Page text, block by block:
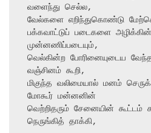
வளைந்து செல்ல,
வேல்களை எறிந்துகொண்டு
பக்கவாட்டுப் படைகளை
முன்னணிப்படையும்,
வெல்கின்ற போரினையுடைய
வஞ்சினம் கூறி,
மிகுந்த வலிமையால் மனம்
மோகூர் மன்னனின்
வெற்றிதரும் சேனையின் கூட்டம்
நெருங்கித் தாக்கி,